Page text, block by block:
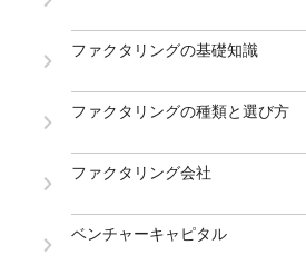
ファクタリングの基礎知識
ファクタリングの種類と選び方
ファクタリング会社
ベンチャーキャピタル